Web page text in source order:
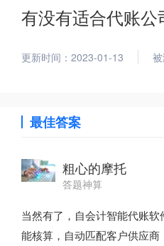
有没有适合代账公
更新时间：2023-01-13
最佳答案
粗心的摩托
答题神算
当然有了，自会计智能代账
能核算，自动匹配客户供应